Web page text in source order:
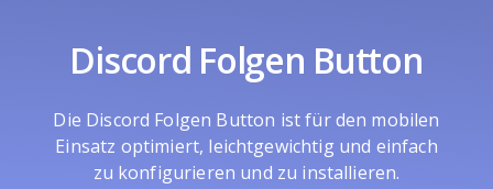
Discord Folgen Button
Die Discord Folgen Button ist für den mobilen
Einsatz optimiert, leichtgewichtig und einfach
zu konfigurieren und zu installieren.